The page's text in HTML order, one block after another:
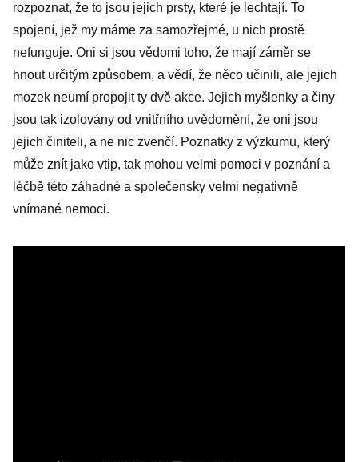
rozpoznat, že to jsou jejich prsty, které je lechtají. To
spojení, jež my máme za samozřejmé, u nich prostě
nefunguje. Oni si jsou vědomi toho, že mají záměr se
hnout určitým způsobem, a vědí, že něco učinili, ale jejich
mozek neumí propojit ty dvě akce. Jejich myšlenky a činy
jsou tak izolovány od vnitřního uvědomění, že oni jsou
jejich činiteli, a ne nic zvenčí. Poznatky z výzkumu, který
může znít jako vtip, tak mohou velmi pomoci v poznání a
léčbě této záhadné a společensky velmi negativně
vnímané nemoci.